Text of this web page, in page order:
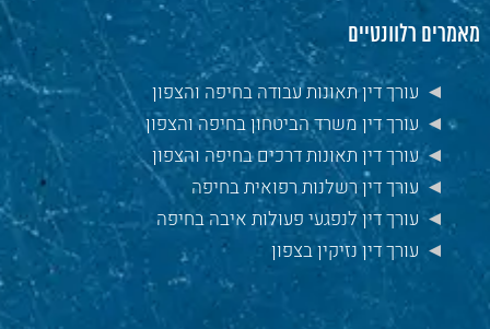
מאמרים רלוונטיים
עורך דין תאונות עבודה בחיפה והצפון
עורך דין משרד הביטחון בחיפה והצפון
עורך דין תאונות דרכים בחיפה והצפון
עורך דין רשלנות רפואית בחיפה
עורך דין לנפגעי פעולות איבה בחיפה
עורך דין נזיקין בצפון